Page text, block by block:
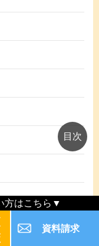
方はこちら▼
資料請求